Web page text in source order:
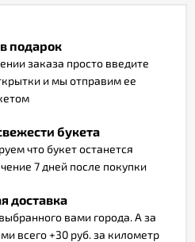
подарок
заказа просто введите
и мы отправим ее
букета
что букет останется
7 дней после покупки
доставка
вами города. А за
всего +30 руб. за километр